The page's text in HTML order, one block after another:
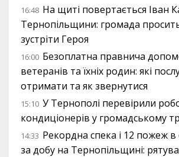
16:48 На щиті повертається Іван
Тернопільщини: громада
зустріти Героя
16:00 Безоплатна правнича
ветеранів та їхніх родин: які
отримати та як звернутися
15:10 У Тернополі перевірили
кондиціонерів у громадському
14:33 Рекордна спека і 12 пожеж в
за добу на Тернопільщині: